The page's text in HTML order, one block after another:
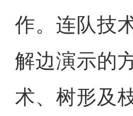
作。连队技
解边演示的
术、树形及